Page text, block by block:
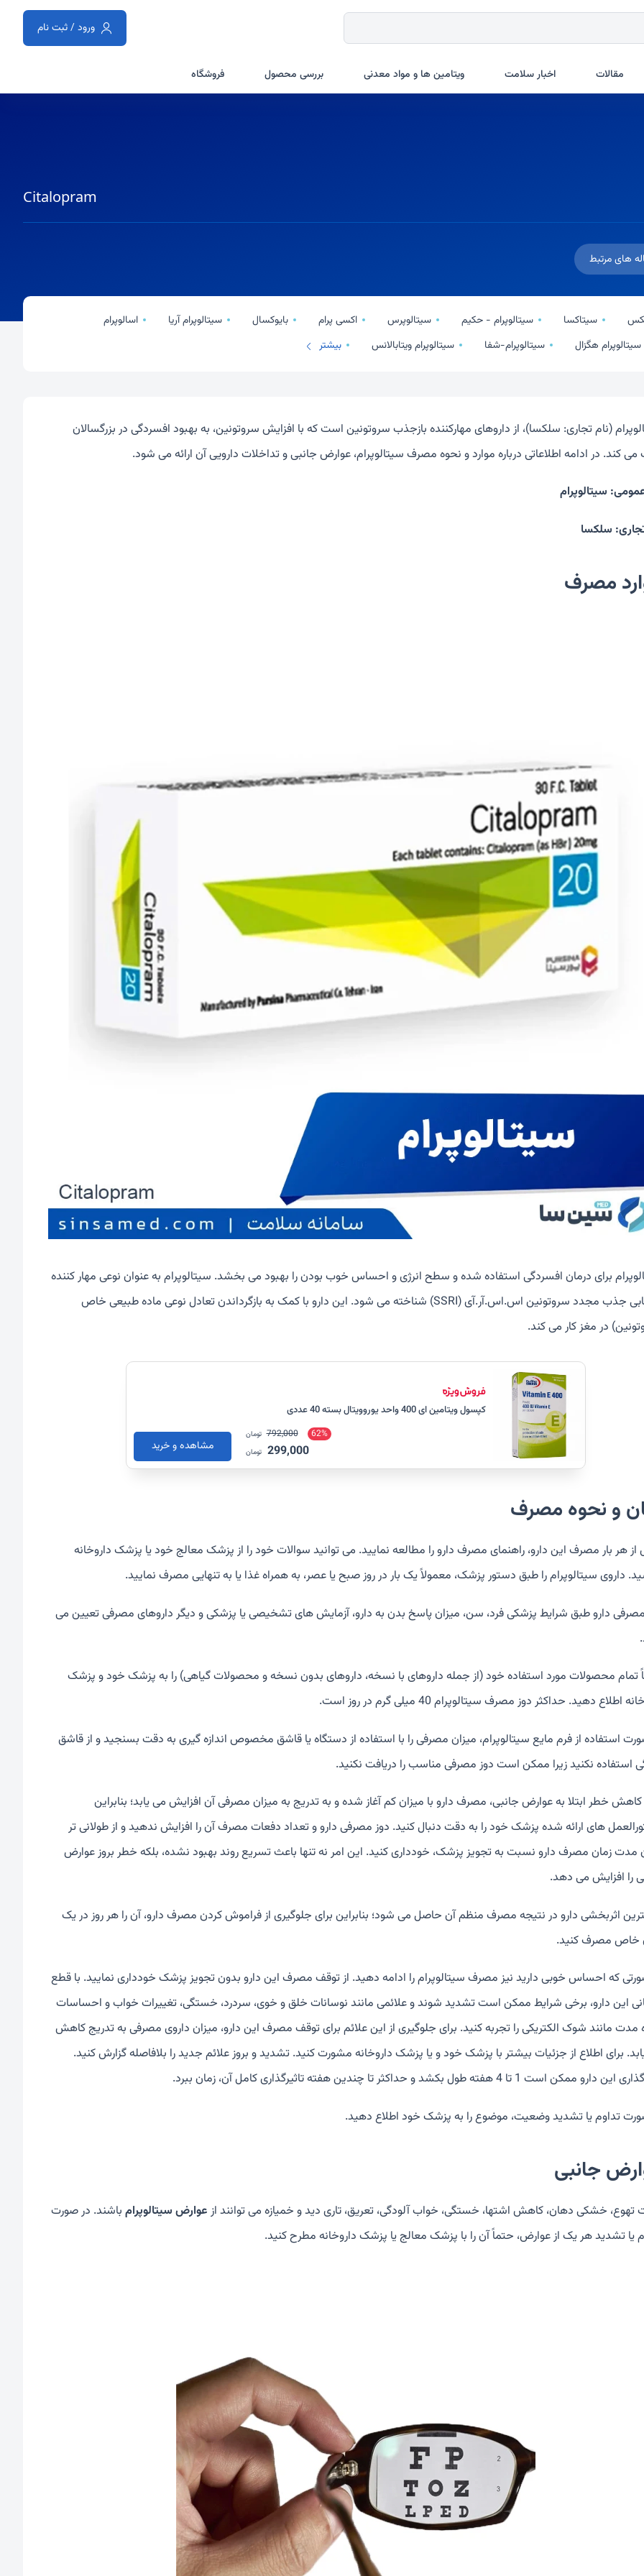
ورود / ثبت نام
مقالات اخبار سلامت ویتامین ها و مواد معدنی بررسی محصول فروشگاه
Citalopram
های مرتبط
سیتاکسا سیتالوپرام - حکیم سیتالوپرس اکسی پرام بایوکسال سیتالوپرام آریا
اسالوپرام
سیتالوپرام هگزال
سیتالوپرام-شفا سیتالوپرام ویتابالانس بیشتر
(نام تجاری: سلکسا)، از داروهای مهارکننده بازجذب سروتونین است که با افزایش سروتونین، به بهبود افسردگی در بزرگسالان
کند. در ادامه اطلاعاتی درباره موارد و نحوه مصرف سیتالوپرام، عوارض جانبی و تداخلات دارویی آن ارائه می شود.
سیتالوپرام
سلکسا
مصرف
برای درمان افسردگی استفاده شده و سطح انرژی و احساس خوب بودن را بهبود می بخشد. سیتالوپرام به عنوان نوعی مهار کننده
انتخابی جذب مجدد سروتونین اس.اس.آر.آی (SSRI) شناخته می شود. این دارو با کمک به بازگرداندن تعادل نوعی ماده طبیعی خاص
در مغز کار می کند.
کپسول ویتامین ای 400 واحد یوروویتال بسته 40 عددی
62%
792,000 تومان
299,000 تومان مشاهده و خرید
و نحوه مصرف
هر بار مصرف این دارو، راهنمای مصرف دارو را مطالعه نمایید. می توانید سوالات خود را از پزشک معالج خود یا پزشک داروخانه
داروی سیتالوپرام را طبق دستور پزشک، معمولاً یک بار در روز صبح یا عصر، به همراه غذا یا به تنهایی مصرف نمایید.
دارو طبق شرایط پزشکی فرد، سن، میزان پاسخ بدن به دارو، آزمایش های تشخیصی یا پزشکی و دیگر داروهای مصرفی تعیین می
تمام محصولات مورد استفاده خود (از جمله داروهای با نسخه، داروهای بدون نسخه و محصولات گیاهی) را به پزشک خود و پزشک
اطلاع دهید. حداکثر دوز مصرف سیتالوپرام 40 میلی گرم در روز است.
استفاده از فرم مایع سیتالوپرام، میزان مصرفی را با استفاده از دستگاه یا قاشق مخصوص اندازه گیری به دقت بسنجید و از قاشق
استفاده نکنید زیرا ممکن است دوز مصرفی مناسب را دریافت نکنید.
کاهش خطر ابتلا به عوارض جانبی، مصرف دارو با میزان کم آغاز شده و به تدریج به میزان مصرفی آن افزایش می یابد؛ بنابراین
های ارائه شده پزشک خود را به دقت دنبال کنید. دوز مصرفی دارو و تعداد دفعات مصرف آن را افزایش ندهید و از طولانی تر
مدت زمان مصرف دارو نسبت به تجویز پزشک، خودداری کنید. این امر نه تنها باعث تسریع روند بهبود نشده، بلکه خطر بروز عوارض
را افزایش می دهد.
اثربخشی دارو در نتیجه مصرف منظم آن حاصل می شود؛ بنابراین برای جلوگیری از فراموش کردن مصرف دارو، آن را هر روز در یک
خاص مصرف کنید.
که احساس خوبی دارید نیز مصرف سیتالوپرام را ادامه دهید. از توقف مصرف این دارو بدون تجویز پزشک خودداری نمایید. با قطع
این دارو، برخی شرایط ممکن است تشدید شوند و علائمی مانند نوسانات خلق و خوی، سردرد، خستگی، تغییرات خواب و احساسات
مدت مانند شوک الکتریکی را تجربه کنید. برای جلوگیری از این علائم برای توقف مصرف این دارو، میزان داروی مصرفی به تدریج کاهش
برای اطلاع از جزئیات بیشتر با پزشک خود و یا پزشک داروخانه مشورت کنید. تشدید و بروز علائم جدید را بلافاصله گزارش کنید.
ممکن است 1 تا 4 هفته طول بکشد و حداکثر تا چندین هفته تاثیرگذاری کامل آن، زمان ببرد.
تداوم یا تشدید وضعیت، موضوع را به پزشک خود اطلاع دهید.
جانبی
تهوع، خشکی دهان، کاهش اشتها، خستگی، خواب آلودگی، تعریق، تاری دید و خمیازه می توانند از عوارض سیتالوپرام باشند. در صورت
یا تشدید هر یک از عوارض، حتماً آن را با پزشک معالج یا پزشک داروخانه مطرح کنید.